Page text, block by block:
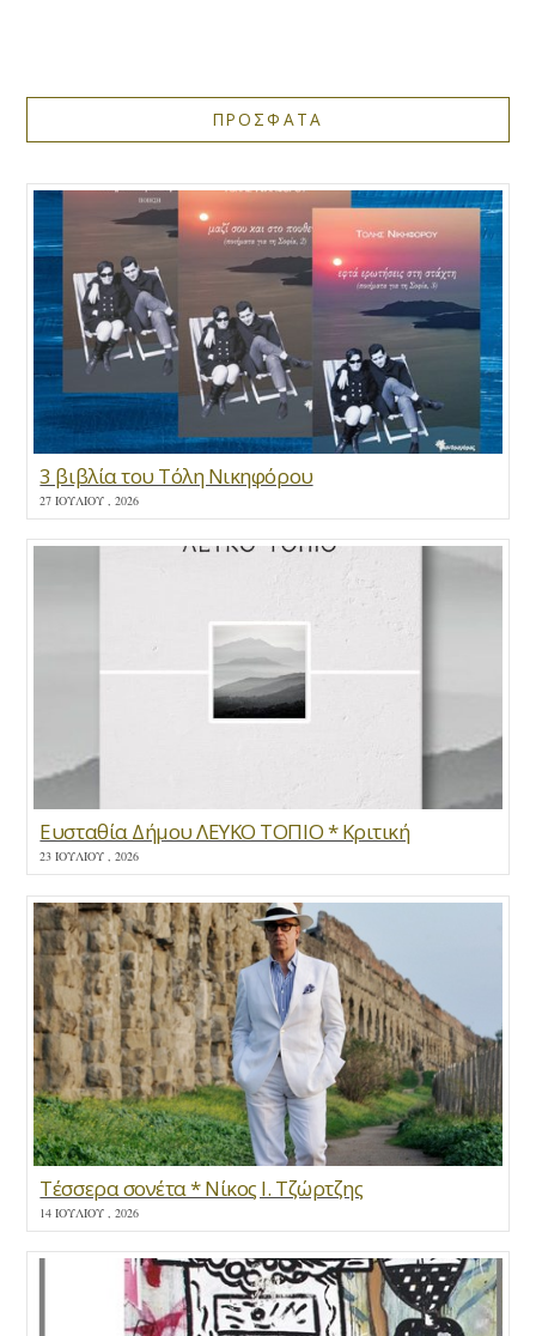
ΠΡΟΣΦΑΤΑ
3 βιβλία του Τόλη Νικηφόρου
27 ΙΟΥΛΊΟΥ , 2026
Ευσταθία Δήμου ΛΕΥΚΟ ΤΟΠΙΟ * Κριτική
23 ΙΟΥΛΊΟΥ , 2026
Τέσσερα σονέτα * Νίκος Ι. Τζώρτζης
14 ΙΟΥΛΊΟΥ , 2026